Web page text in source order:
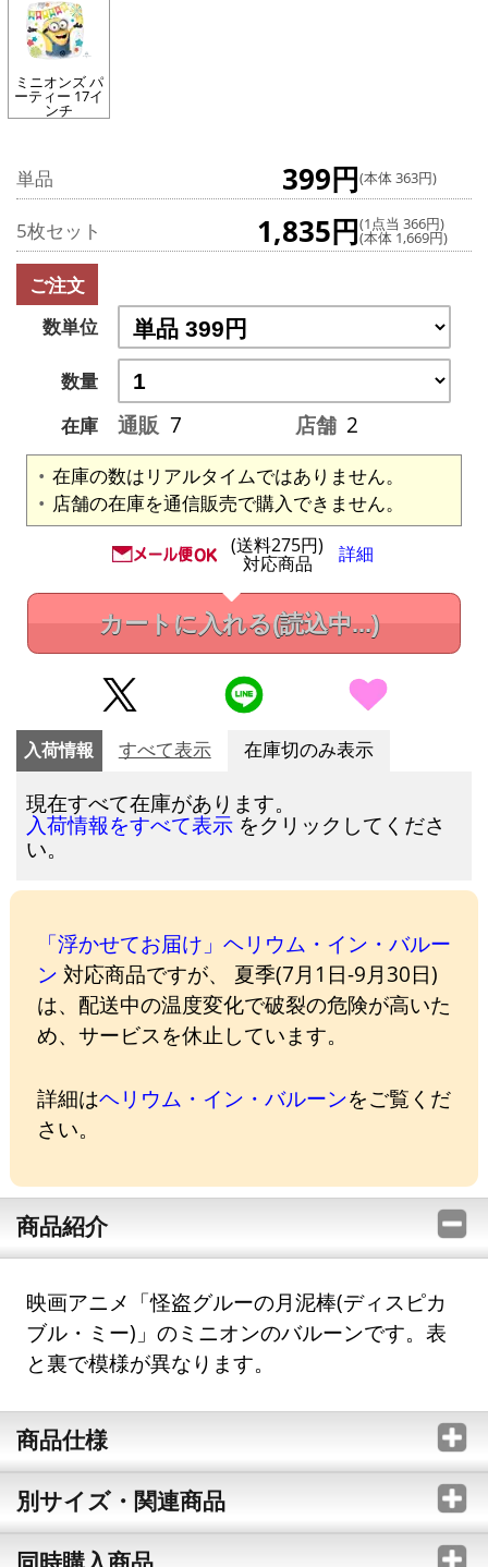
ミニオンズ パ
ーティー 17イ
ンチ
単品 399円(本体 363円)
5枚セット 1,835円(1点当 366円)
(本体 1,669円)
ご注文
数単位
数量
在庫
通販 7 店舗 2
在庫の数はリアルタイムではありません。
店舗の在庫を通信販売で購入できません。
(送料275円)
対応商品 詳細
カートに入れる(読込中...)
入荷情報 すべて表示 在庫切のみ表示
現在すべて在庫があります。
入荷情報をすべて表示 をクリックしてくださ
い。
「浮かせてお届け」ヘリウム・イン・バルー
ン 対応商品ですが、 夏季(7月1日-9月30日)
は、配送中の温度変化で破裂の危険が高いた
め、サービスを休止しています。
詳細はヘリウム・イン・バルーンをご覧くだ
さい。
商品紹介
映画アニメ「怪盗グルーの月泥棒(ディスピカ
ブル・ミー)」のミニオンのバルーンです。表
と裏で模様が異なります。
商品仕様
別サイズ・関連商品